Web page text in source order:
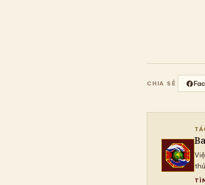
CHIA SẺ